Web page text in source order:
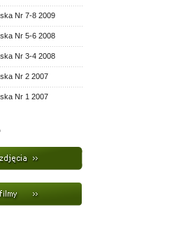
Nr 7-8 2009
Nr 5-6 2008
Nr 3-4 2008
Nr 2 2007
Nr 1 2007